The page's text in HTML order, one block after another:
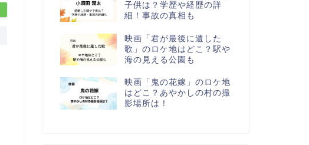
子供は？学歴や経歴の詳
細！事故の真相も
映画「君が最後に遺した
歌」のロケ地はどこ？駅や
海の見える公園も
映画「鬼の花嫁」のロケ地
はどこ？あやかしの村の撮
影場所は！